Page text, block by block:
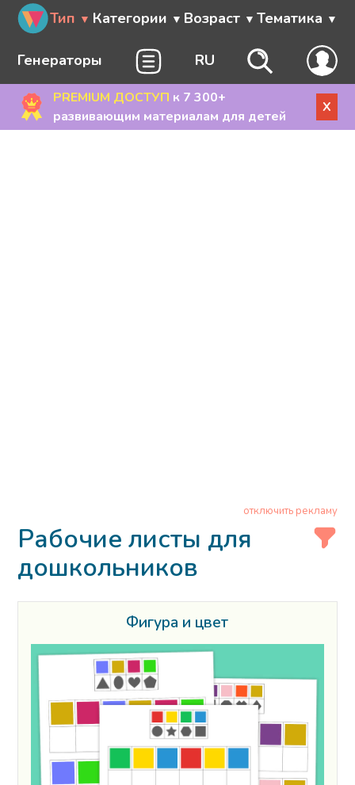
Тип Категории Возраст Тематика
Генераторы RU
PREMIUM ДОСТУП к 7 300+
развивающим материалам для детей
X
отключить рекламу
Рабочие листы для
дошкольников
Фигура и цвет